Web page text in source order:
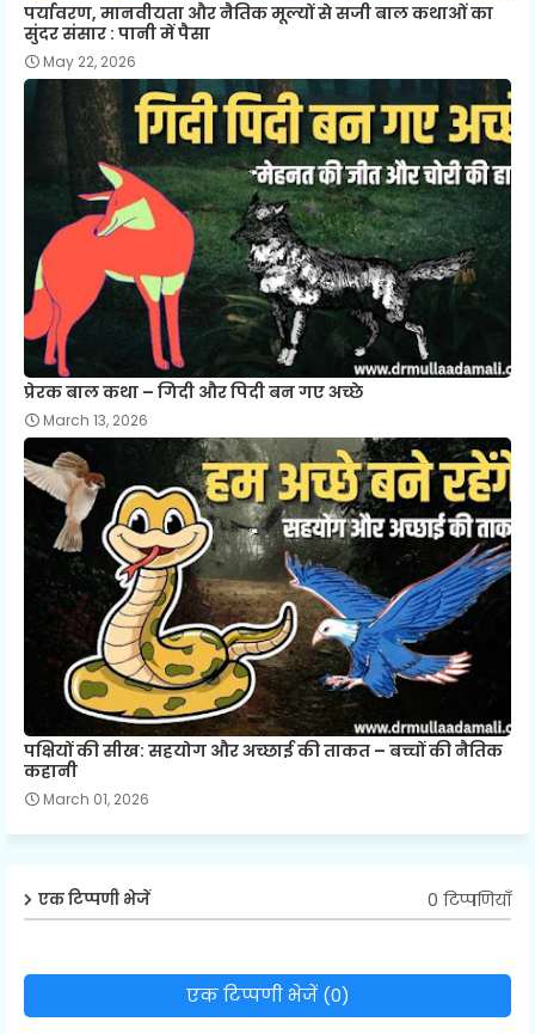
पर्यावरण, मानवीयता और नैतिक मूल्यों से सजी बाल कथाओं का
सुंदर संसार : पानी में पैसा
May 22, 2026
प्रेरक बाल कथा – गिदी और पिदी बन गए अच्छे
March 13, 2026
पक्षियों की सीख: सहयोग और अच्छाई की ताकत – बच्चों की नैतिक
कहानी
March 01, 2026
एक टिप्पणी भेजें 0 टिप्पणियाँ
एक टिप्पणी भेजें (0)